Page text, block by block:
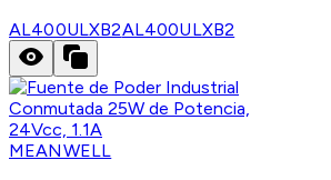
AL400ULXB2AL400ULXB2
MEANWELL